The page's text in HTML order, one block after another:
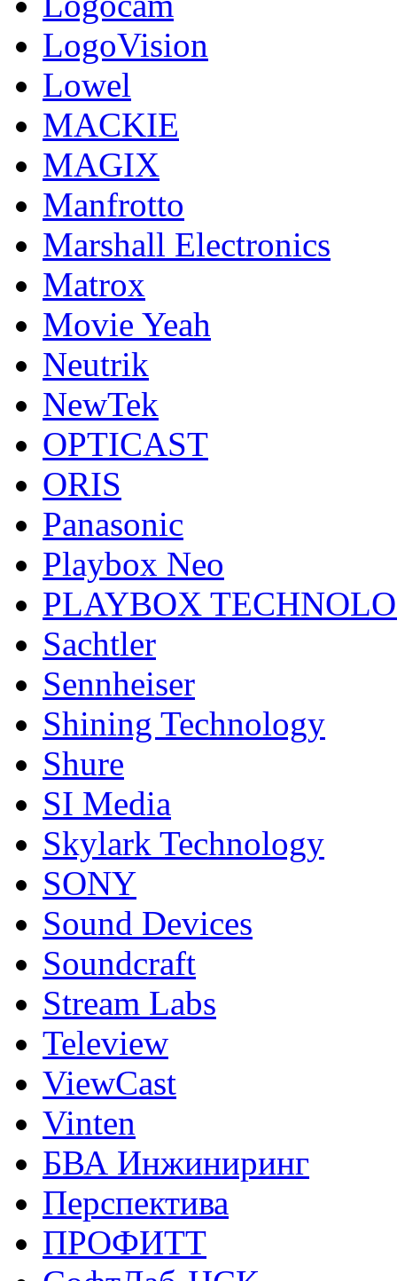
LogoVision
Lowel
MACKIE
MAGIX
Manfrotto
Marshall Electronics
Matrox
Movie Yeah
Neutrik
NewTek
OPTICAST
ORIS
Panasonic
Playbox Neo
PLAYBOX
Sachtler
Sennheiser
Shining Technology
Shure
SI Media
Skylark Technology
SONY
Sound Devices
Soundcraft
Stream Labs
Teleview
ViewCast
Vinten
БВА Инжиниринг
Перспектива
ПРОФИТТ